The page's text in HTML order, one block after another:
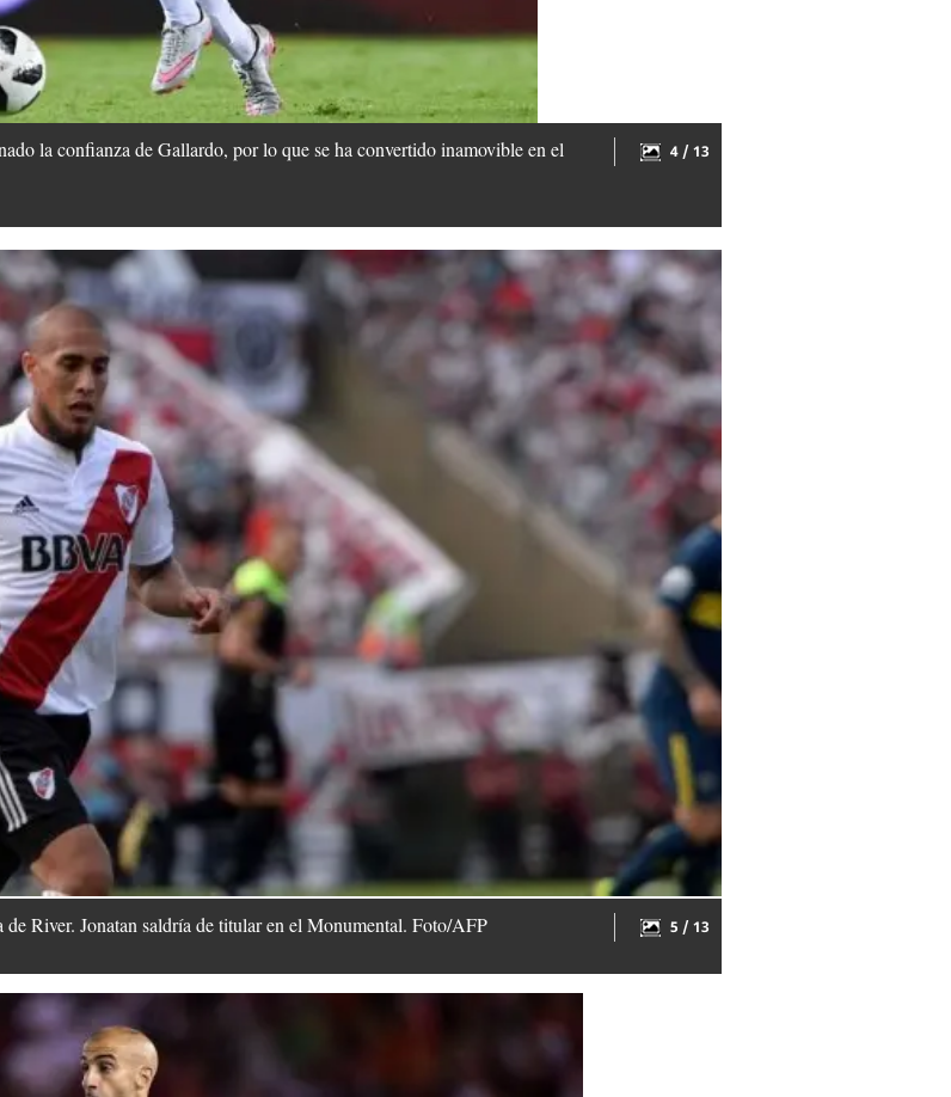
la confianza de Gallardo, por lo que se ha convertido inamovible en el
4 / 13
River. Jonatan saldría de titular en el Monumental. Foto/AFP
5 / 13